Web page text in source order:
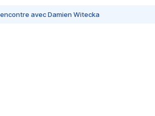
avec Damien Witecka